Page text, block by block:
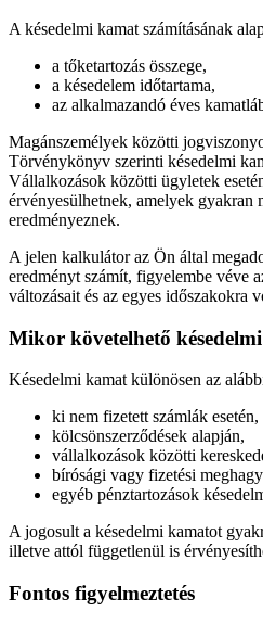
A késedelmi kamat számításának
a tőketartozás összege,
a késedelem időtartama,
az alkalmazandó éves
Magánszemélyek közötti
Törvénykönyv szerinti késedelmi
Vállalkozások közötti ügyletek
érvényesülhetnek, amelyek gyakran
eredményeznek.
A jelen kalkulátor az Ön által
eredményt számít, figyelembe véve
változásait és az egyes időszakokra
Mikor követelhető
Késedelmi kamat különösen az
ki nem fizetett számlák esetén,
kölcsönszerződések alapján,
vállalkozások közötti
bírósági vagy fizetési
egyéb pénztartozások
A jogosult a késedelmi kamatot
illetve attól függetlenül is
Fontos figyelmeztetés